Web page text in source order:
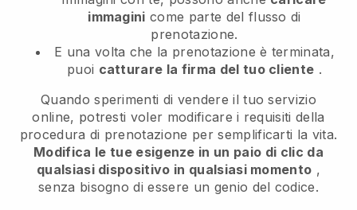
immagini come parte del flusso di
prenotazione.
E una volta che la prenotazione è terminata,
puoi catturare la firma del tuo cliente .
Quando sperimenti di vendere il tuo servizio
online, potresti voler modificare i requisiti della
procedura di prenotazione per semplificarti la vita.
Modifica le tue esigenze in un paio di clic da
qualsiasi dispositivo in qualsiasi momento ,
senza bisogno di essere un genio del codice.